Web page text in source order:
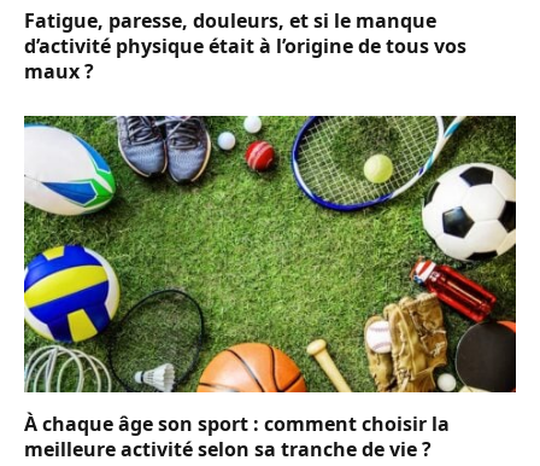
Fatigue, paresse, douleurs, et si le manque
d’activité physique était à l’origine de tous vos
maux ?
À chaque âge son sport : comment choisir la
meilleure activité selon sa tranche de vie ?